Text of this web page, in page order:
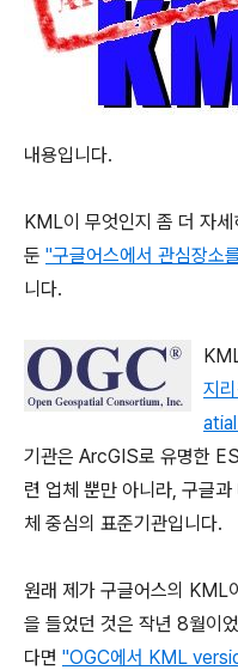
내용입니다.
KML이 무엇인지 좀 더 자
둔 "구글어스에서 관심장소
니다.
지
기관은 ArcGIS로 유명한
련 업체 뿐만 아니라, 구글
체 중심의 표준기관입니다.
원래 제가 구글어스의 KML
을 들었던 것은 작년 8월이
다면 "OGC에서 KML